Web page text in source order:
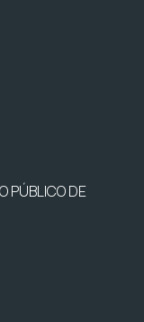
PÚBLICO DE